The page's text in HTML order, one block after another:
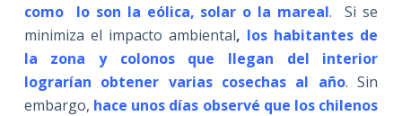
como lo son la eólica, solar o la mareal. Si se
minimiza el impacto ambiental, los habitantes de
la zona y colonos que llegan del interior
lograrían obtener varias cosechas al año. Sin
embargo, hace unos días observé que los chilenos